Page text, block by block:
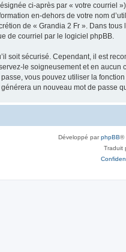
ci-après par « votre courriel
en-dehors de votre nom
de « Grandia 2 Fr ». Dans
de courriel par le logiciel phpBB.
soit sécurisé. Cependant, il est
le soigneusement et en
vous pouvez utiliser la
un nouveau mot de passe
Développé parphpBB®
Traduit